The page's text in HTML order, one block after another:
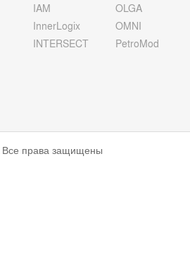
IAM
InnerLogix
INTERSECT
OLGA
OMNI
PetroMod
права защищены